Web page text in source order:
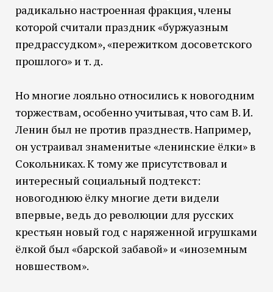
радикально настроенная фракция, члены
которой считали праздник «буржуазным
предрассудком», «пережитком досоветского
прошлого» и т. д.
Но многие лояльно относились к новогодним
торжествам, особенно учитывая, что сам В. И.
Ленин был не против празднеств. Например,
он устраивал знаменитые «ленинские ёлки» в
Сокольниках. К тому же присутствовал и
интересный социальный подтекст:
новогоднюю ёлку многие дети видели
впервые, ведь до революции для русских
крестьян новый год с наряженной игрушками
ёлкой был «барской забавой» и «иноземным
новшеством».